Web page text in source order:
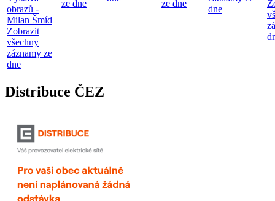
obrazů -
Milan Šmíd
Zobrazit
všechny
záznamy ze
dne
ze dne
ze dne
dne
Distribuce ČEZ